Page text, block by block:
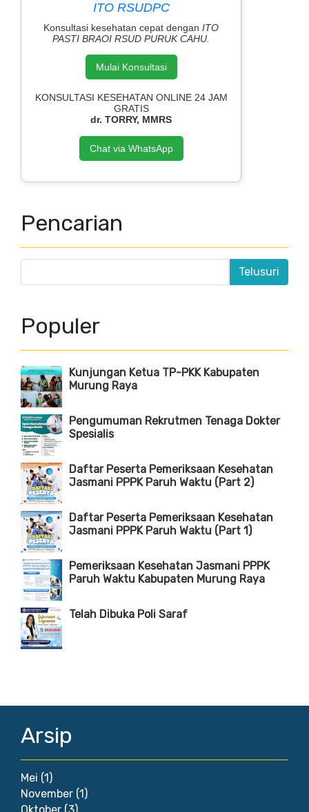
ITO RSUDPC
Konsultasi kesehatan cepat dengan ITO
PASTI BRAOI RSUD PURUK CAHU.
Mulai Konsultasi
KONSULTASI KESEHATAN ONLINE 24 JAM
GRATIS
dr. TORRY, MMRS
Chat via WhatsApp
Pencarian
Populer
Kunjungan Ketua TP-PKK Kabupaten
Murung Raya
Pengumuman Rekrutmen Tenaga Dokter
Spesialis
Daftar Peserta Pemeriksaan Kesehatan
Jasmani PPPK Paruh Waktu (Part 2)
Daftar Peserta Pemeriksaan Kesehatan
Jasmani PPPK Paruh Waktu (Part 1)
Pemeriksaan Kesehatan Jasmani PPPK
Paruh Waktu Kabupaten Murung Raya
Telah Dibuka Poli Saraf
Arsip
Mei (1)
November (1)